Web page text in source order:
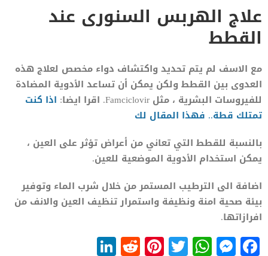
علاج الهربس السنورى عند
القطط
مع الاسف لم يتم تحديد واكتشاف دواء مخصص لعلاج هذه
العدوى بين القطط ولكن يمكن أن تساعد الأدوية المضادة
للفيروسات البشرية ، مثل Famciclovir. اقرا ايضا:
اذا كنت
تمتلك قطة.. فهذا المقال لك
بالنسبة للقطط التي تعاني من أعراض تؤثر على العين ،
يمكن استخدام الأدوية الموضعية للعين.
اضافة الى الترطيب المستمر من خلال شرب الماء وتوفير
بيئة صحية امنة ونظيفة واستمرار تنظيف العين والانف من
افرازاتها.
Facebook
Messenger
WhatsApp
Twitter
Pinterest
Reddit